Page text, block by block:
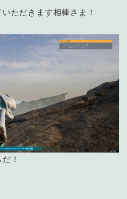
ただきます相棒さま！
！